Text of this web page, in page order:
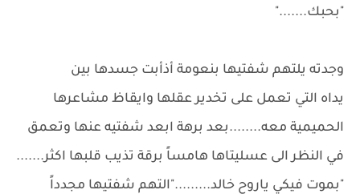
"بحبك......."
وجدته يلتهم شفتيها بنعومة أذأبت جسدها بين
يداه التي تعمل على تخدير عقلها وايقاظ مشاعرها
الحميمية معه........بعد برهة ابعد شفتيه عنها وتعمق
في النظر الى عسليتاها هامساً برقة تذيب قلبها اكثر.......
"بموت فيكي ياروح خالد........."التهم شفتيها مجدداً